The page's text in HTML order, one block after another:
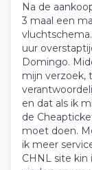
Na de
3 maal een
uur
Domingo.
mijn verzoek,
en dat als ik
de
moet doen.
ik meer
CHNL site